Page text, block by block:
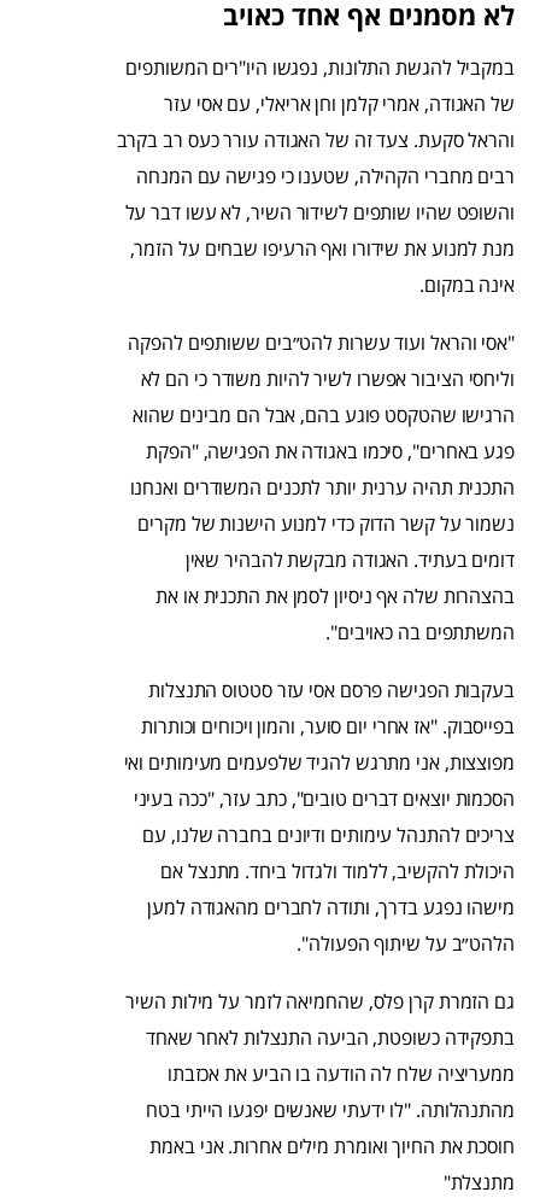
לא מסמנים אף אחד כאויב
במקביל להגשת התלונות, נפגשו היו"רים המשותפים
של האגודה, אמרי קלמן וחן אריאלי, עם אסי עזר
והראל סקעת. צעד זה של האגודה עורר כעס רב בקרב
רבים מחברי הקהילה, שטענו כי פגישה עם המנחה
והשופט שהיו שותפים לשידור השיר, לא עשו דבר על
מנת למנוע את שידורו ואף הרעיפו שבחים על הזמר,
אינה במקום.
"אסי והראל ועוד עשרות להט״בים ששותפים להפקה
וליחסי הציבור אפשרו לשיר להיות משודר כי הם לא
הרגישו שהטקסט פוגע בהם, אבל הם מבינים שהוא
פגע באחרים", סיכמו באגודה את הפגישה, "הפקת
התכנית תהיה ערנית יותר לתכנים המשודרים ואנחנו
נשמור על קשר הדוק כדי למנוע הישנות של מקרים
דומים בעתיד. האגודה מבקשת להבהיר שאין
בהצהרות שלה אף ניסיון לסמן את התכנית או את
המשתתפים בה כאויבים".
בעקבות הפגישה פרסם אסי עזר סטטוס התנצלות
בפייסבוק. "אז אחרי יום סוער, והמון ויכוחים וכותרות
מפוצצות, אני מתרגש להגיד שלפעמים מעימותים ואי
הסכמות יוצאים דברים טובים", כתב עזר, "ככה בעיני
צריכים להתנהל עימותים ודיונים בחברה שלנו, עם
היכולת להקשיב, ללמוד ולגדול ביחד. מתנצל אם
מישהו נפגע בדרך, ותודה לחברים מהאגודה למען
הלהט״ב על שיתוף הפעולה".
גם הזמרת קרן פלס, שהחמיאה לזמר על מילות השיר
בתפקידה כשופטת, הביעה התנצלות לאחר שאחד
ממעריציה שלח לה הודעה בו הביע את אכזבתו
מהתנהלותה. "לו ידעתי שאנשים יפגעו הייתי בטח
חוסכת את החיוך ואומרת מילים אחרות. אני באמת
מתנצלת"